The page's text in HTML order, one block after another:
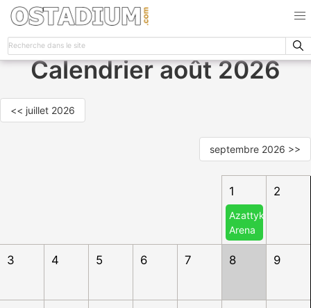
Calendrier août 2026
<< juillet 2026
septembre 2026 >>
1
Azattyk
Arena
2
3 4 5 6 7 8 9